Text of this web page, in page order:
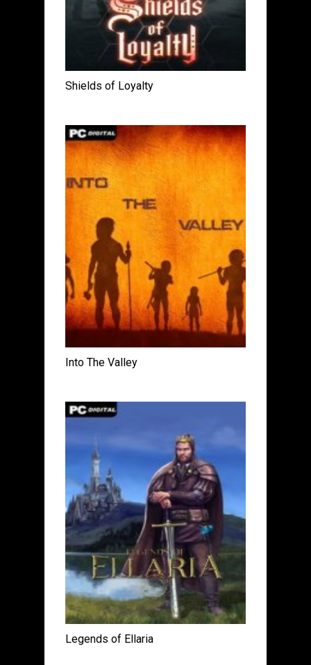
Shields of Loyalty
Into The Valley
Legends of Ellaria